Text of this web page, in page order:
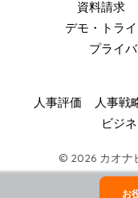
資料請求
デモ・トラ
プライ
人事評価 人事戦
ビジ
© 2026 カオナ
お